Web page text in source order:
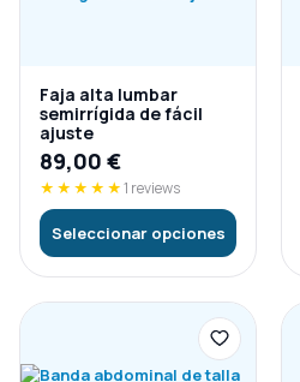
Faja alta lumbar
semirrígida de fácil
ajuste
89,00 €
★★★★★1 reviews
Seleccionar opciones